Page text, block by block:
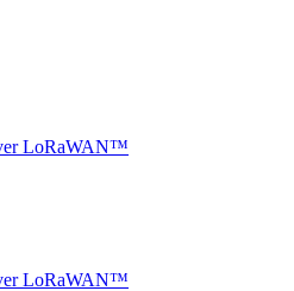
LoRaWAN™
LoRaWAN™